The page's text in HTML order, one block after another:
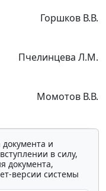
Горшков В.В.
Пчелинцева Л.М.
Момотов В.В.
документа и
в силу,
документа,
версии системы